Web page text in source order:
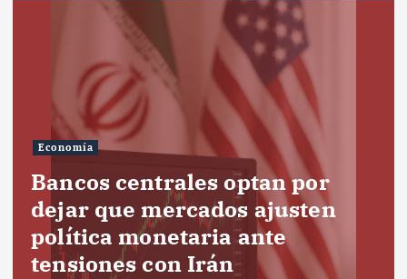
Economía
Bancos centrales optan por
dejar que mercados ajusten
política monetaria ante
tensiones con Irán